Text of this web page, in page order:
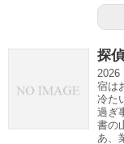
探
宿は
冷た
過ぎ
書の
あ、